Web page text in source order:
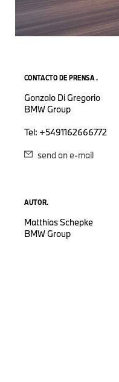
CONTACTO DE PRENSA .
Gonzalo Di Gregorio
BMW Group
Tel: +5491162666772
send an e-mail
AUTOR.
Matthias Schepke
BMW Group